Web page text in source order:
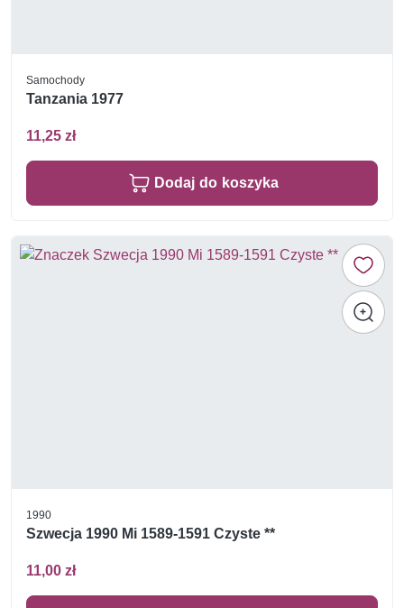
Samochody
Tanzania 1977
11,25 zł
Dodaj do koszyka
1990
Szwecja 1990 Mi 1589-1591 Czyste **
11,00 zł